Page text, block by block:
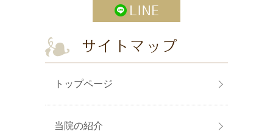
サイトマップ
トップページ
当院の紹介